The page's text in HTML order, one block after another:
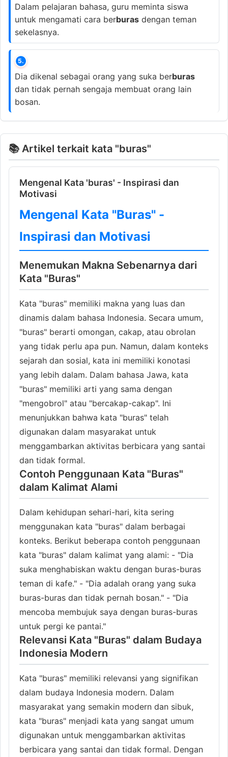
Dalam pelajaran bahasa, guru meminta siswa
untuk mengamati cara berburas dengan teman
sekelasnya.
5.
Dia dikenal sebagai orang yang suka berburas
dan tidak pernah sengaja membuat orang lain
bosan.
📚 Artikel terkait kata "buras"
Mengenal Kata 'buras' - Inspirasi dan
Motivasi
Mengenal Kata "Buras" -
Inspirasi dan Motivasi
Menemukan Makna Sebenarnya dari
Kata "Buras"
Kata "buras" memiliki makna yang luas dan
dinamis dalam bahasa Indonesia. Secara umum,
"buras" berarti omongan, cakap, atau obrolan
yang tidak perlu apa pun. Namun, dalam konteks
sejarah dan sosial, kata ini memiliki konotasi
yang lebih dalam. Dalam bahasa Jawa, kata
"buras" memiliki arti yang sama dengan
"mengobrol" atau "bercakap-cakap". Ini
menunjukkan bahwa kata "buras" telah
digunakan dalam masyarakat untuk
menggambarkan aktivitas berbicara yang santai
dan tidak formal.
Contoh Penggunaan Kata "Buras"
dalam Kalimat Alami
Dalam kehidupan sehari-hari, kita sering
menggunakan kata "buras" dalam berbagai
konteks. Berikut beberapa contoh penggunaan
kata "buras" dalam kalimat yang alami: - "Dia
suka menghabiskan waktu dengan buras-buras
teman di kafe." - "Dia adalah orang yang suka
buras-buras dan tidak pernah bosan." - "Dia
mencoba membujuk saya dengan buras-buras
untuk pergi ke pantai."
Relevansi Kata "Buras" dalam Budaya
Indonesia Modern
Kata "buras" memiliki relevansi yang signifikan
dalam budaya Indonesia modern. Dalam
masyarakat yang semakin modern dan sibuk,
kata "buras" menjadi kata yang sangat umum
digunakan untuk menggambarkan aktivitas
berbicara yang santai dan tidak formal. Dengan